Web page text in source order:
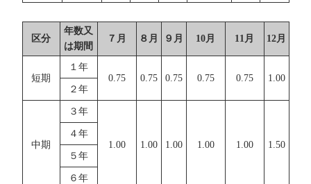
区分
年数又
は期間
７月 ８月 ９月 10月 11月 12月
短期
１年
0.75
0.75 0.75 0.75 0.75
1.00
２年
中期
３年
1.00 1.00 1.00 1.00 1.00 1.50
４年
５年
６年